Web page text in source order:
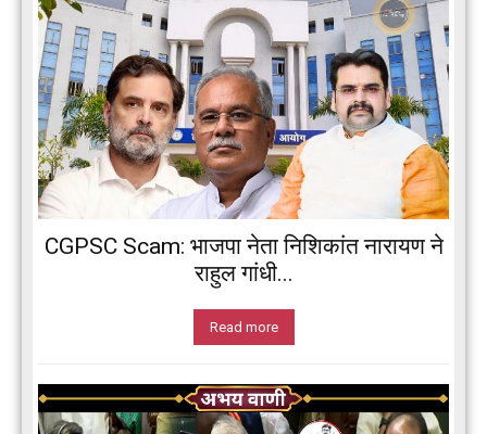
CGPSC Scam: भाजपा नेता निशिकांत नारायण ने
राहुल गांधी...
Read more